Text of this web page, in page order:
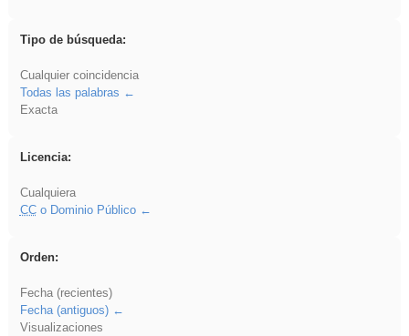
Tipo de búsqueda:
Cualquier coincidencia
Todas las palabras
Exacta
Licencia:
Cualquiera
CCo Dominio Público
Orden:
Fecha (recientes)
Fecha (antiguos)
Visualizaciones